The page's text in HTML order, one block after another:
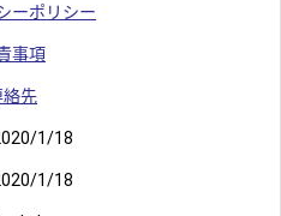
ーポリシー
事項
絡先
1/18
1/18